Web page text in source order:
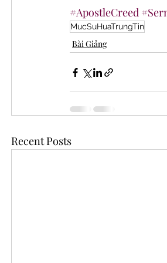
#ApostleCreed
MucSuHuaTrungTin
Bài Giảng
Recent Posts